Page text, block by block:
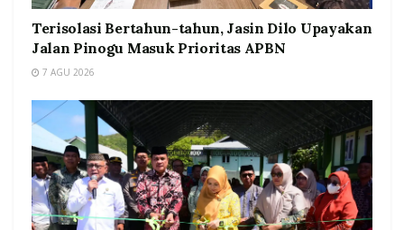
Terisolasi Bertahun-tahun, Jasin Dilo Upayakan
Jalan Pinogu Masuk Prioritas APBN
7 AGU 2026